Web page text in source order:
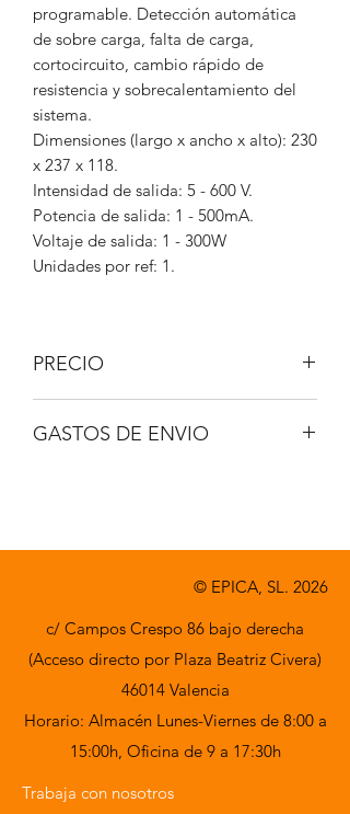
programable. Detección automática
de sobre carga, falta de carga,
cortocircuito, cambio rápido de
resistencia y sobrecalentamiento del
sistema.
Dimensiones (largo x ancho x alto): 230
x 237 x 118.
Intensidad de salida: 5 - 600 V.
Potencia de salida: 1 - 500mA.
Voltaje de salida: 1 - 300W
Unidades por ref: 1.
PRECIO
GASTOS DE ENVIO
© EPICA, SL. 2026
c/ Campos Crespo 86 bajo derecha
(Acceso directo por Plaza Beatriz Civera)
46014 Valencia
Horario: Almacén Lunes-Viernes de 8:00 a
15:00h, Oficina de 9 a 17:30h
Trabaja con nosotros